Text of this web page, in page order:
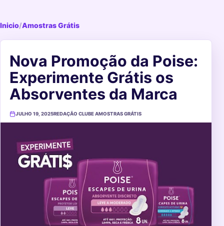
Inicio/Amostras Grátis
Nova Promoção da Poise:
Experimente Grátis os
Absorventes da Marca
JULHO 19, 2025REDAÇÃO CLUBE AMOSTRAS GRÁTIS